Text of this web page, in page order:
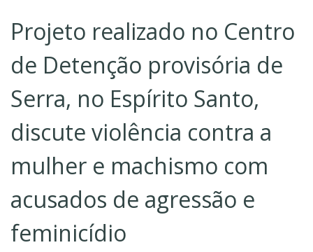
Projeto realizado no Centro
de Detenção provisória de
Serra, no Espírito Santo,
discute violência contra a
mulher e machismo com
acusados de agressão e
feminicídio